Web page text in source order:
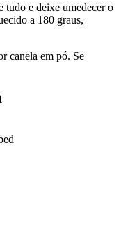
tudo e deixe umedecer o
a 180 graus,
canela em pó. Se